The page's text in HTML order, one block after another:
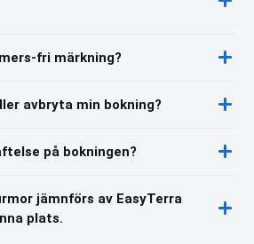
fri märkning?
avbryta min bokning?
på bokningen?
jämnförs av EasyTerra
plats.